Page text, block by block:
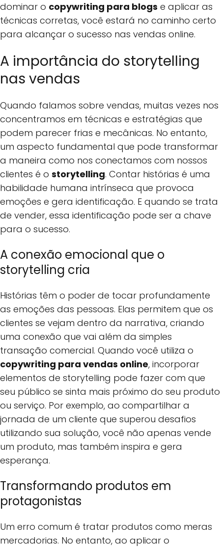
dominar o copywriting para blogs e aplicar as
técnicas corretas, você estará no caminho certo
para alcançar o sucesso nas vendas online.
A importância do storytelling
nas vendas
Quando falamos sobre vendas, muitas vezes nos
concentramos em técnicas e estratégias que
podem parecer frias e mecânicas. No entanto,
um aspecto fundamental que pode transformar
a maneira como nos conectamos com nossos
clientes é o storytelling. Contar histórias é uma
habilidade humana intrínseca que provoca
emoções e gera identificação. E quando se trata
de vender, essa identificação pode ser a chave
para o sucesso.
A conexão emocional que o
storytelling cria
Histórias têm o poder de tocar profundamente
as emoções das pessoas. Elas permitem que os
clientes se vejam dentro da narrativa, criando
uma conexão que vai além da simples
transação comercial. Quando você utiliza o
copywriting para vendas online, incorporar
elementos de storytelling pode fazer com que
seu público se sinta mais próximo do seu produto
ou serviço. Por exemplo, ao compartilhar a
jornada de um cliente que superou desafios
utilizando sua solução, você não apenas vende
um produto, mas também inspira e gera
esperança.
Transformando produtos em
protagonistas
Um erro comum é tratar produtos como meras
mercadorias. No entanto, ao aplicar o